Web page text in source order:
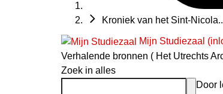
Kroniek van het Sint-
Mijn Studiezaal
Verhalende bronnen ( Het Utrechts
Zoek in alles
Door